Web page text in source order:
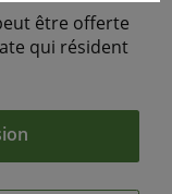
être offerte
qui résident